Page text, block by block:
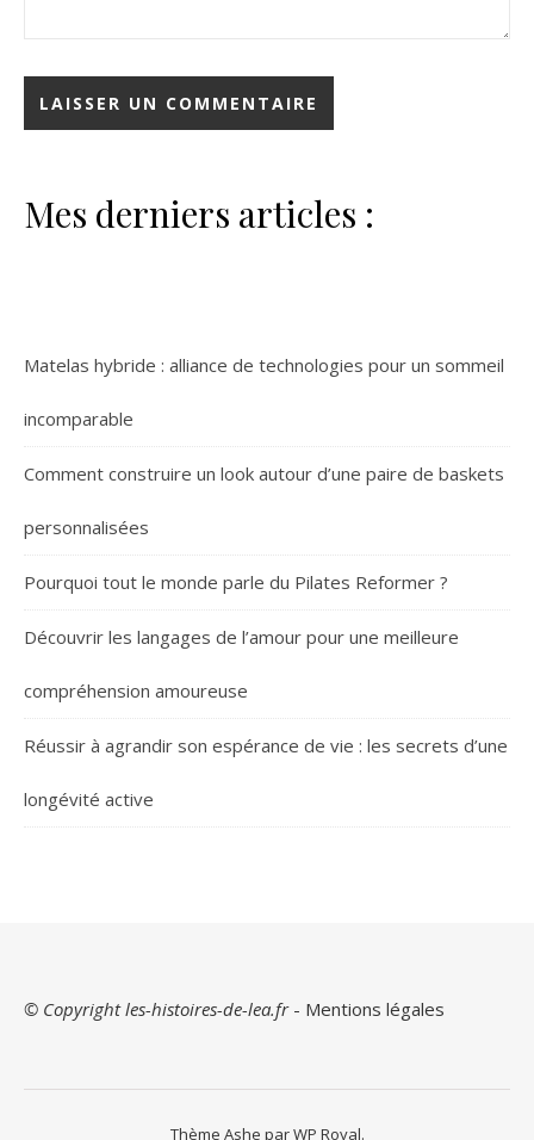
Mes derniers articles :
Matelas hybride : alliance de technologies pour un sommeil
incomparable
Comment construire un look autour d’une paire de baskets
personnalisées
Pourquoi tout le monde parle du Pilates Reformer ?
Découvrir les langages de l’amour pour une meilleure
compréhension amoureuse
Réussir à agrandir son espérance de vie : les secrets d’une
longévité active
© Copyright les-histoires-de-lea.fr- Mentions légales
Thème Ashe parWP Royal.